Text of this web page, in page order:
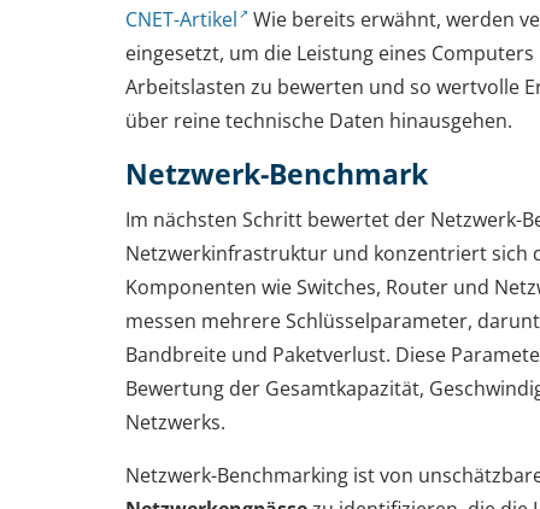
CNET-Artikel
Wie bereits erwähnt, werden
eingesetzt, um die Leistung eines
Arbeitslasten zu bewerten und so wertvolle
über reine technische Daten hinausgehen.
Netzwerk-Benchmark
Im nächsten Schritt bewertet der Netzwerk-
Netzwerkinfrastruktur und konzentriert sich
Komponenten wie Switches, Router und
messen mehrere Schlüsselparameter,
Bandbreite und Paketverlust. Diese
Bewertung der Gesamtkapazität,
Netzwerks.
Netzwerk-Benchmarking ist von